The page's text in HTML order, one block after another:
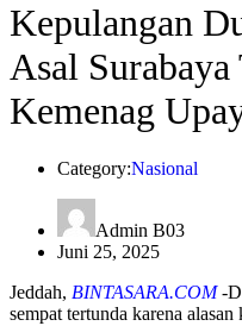
Kepulangan
Asal Surabaya
Kemenag
Category:Nasional
Admin B03
Juni 25, 2025
Jeddah, BINTASARA.COM-
sempat tertunda karena